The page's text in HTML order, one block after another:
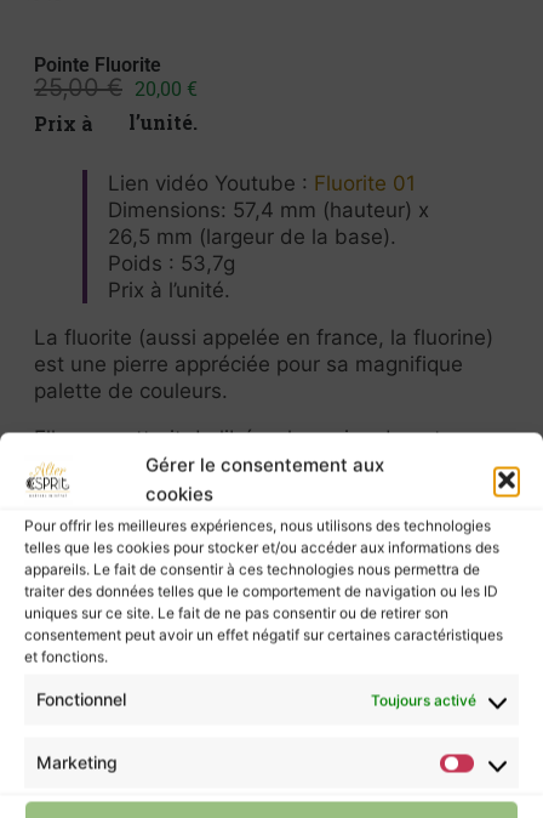
Gérer le consentement aux
cookies
Pour offrir les meilleures expériences, nous utilisons des technologies
telles que les cookies pour stocker et/ou accéder aux informations des
appareils. Le fait de consentir à ces technologies nous permettra de
traiter des données telles que le comportement de navigation ou les ID
uniques sur ce site. Le fait de ne pas consentir ou de retirer son
consentement peut avoir un effet négatif sur certaines caractéristiques
et fonctions.
Fonctionnel Toujours activé
Marketing
Pointe Fluorite
25,00€ 20,00 €
Prix à l’unité.
Lien vidéo Youtube : Fluorite 01
Dimensions: 57,4 mm (hauteur) x
26,5 mm (largeur de la base).
Poids : 53,7g
Prix à l’unité.
La fluorite (aussi appelée en france, la fluorine)
est une pierre appréciée pour sa magnifique
palette de couleurs.
Elle permettrait de libérer les voies de notre
imagination, mieux se concentrer et être ainsi
davantage en phase avec notre créativité.
Elle aurait également des propriétés
harmonisantes, et cela pourrait ainsi créer un
environnement propice à la croissance
personnelle ainsi qu’à la confiance intérieure.
La forme en pointe est également intéressante
si on se penche sur la symbolique.
l’alignement, la canalisation de nos intentions, la